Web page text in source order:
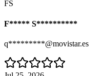
FS
F***** S**********
q*********@movistar.es